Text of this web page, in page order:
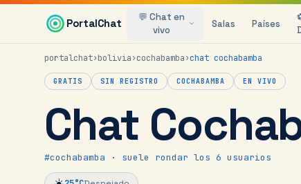
Saltar al contenido principal
PortalChat
💬 Chat en
vivo
Salas Países
portalchat›bolivia›cochabamba›chat cochabamba
GRATIS SIN REGISTRO COCHABAMBA EN VIVO
Chat
#cochabamba · suele rondar los 6 usuarios